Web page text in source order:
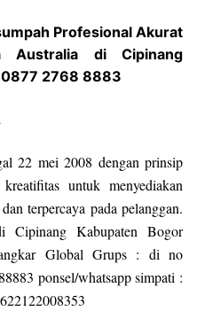
Profesional Akurat
Australia di Cipinang
0877 2768 8883
22 mei 2008 dengan prinsip
untuk menyediakan
terpercaya pada pelanggan.
Cipinang Kabupaten Bogor
Global Grups : di no
ponsel/whatsapp simpati :